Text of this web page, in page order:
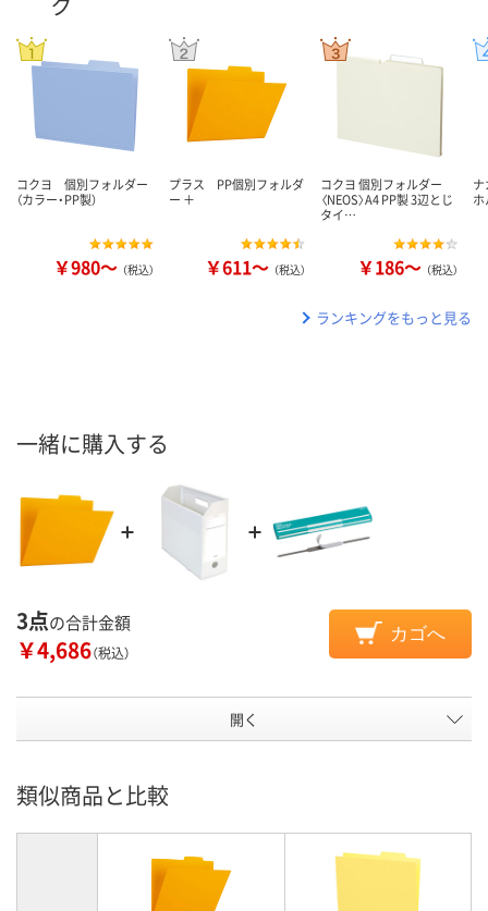
コクヨ 個別フォルダー
（カラー・PP製）
￥980～ （税込）
プラス PP個別フォルダ
ー ＋
￥611～ （税込）
コクヨ 個別フォルダー
〈NEOS〉A4 PP製 3辺とじ
タイ…
￥186～ （税込）
ランキングをもっと見る
一緒に購入する
3点の合計金額
￥4,686（税込）
カゴへ
開く
類似商品と比較